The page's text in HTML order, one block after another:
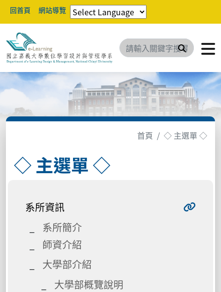
回首頁 網站導覽
搜尋
首頁 ◇ 主選單 ◇
◇ 主選單 ◇
系所資訊
系所簡介
師資介紹
大學部介紹
大學部概覽說明